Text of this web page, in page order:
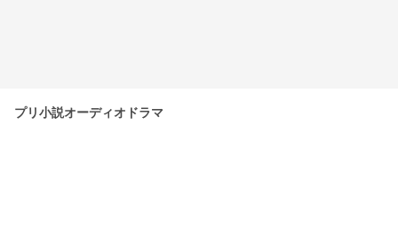
プリ小説オーディオドラマ